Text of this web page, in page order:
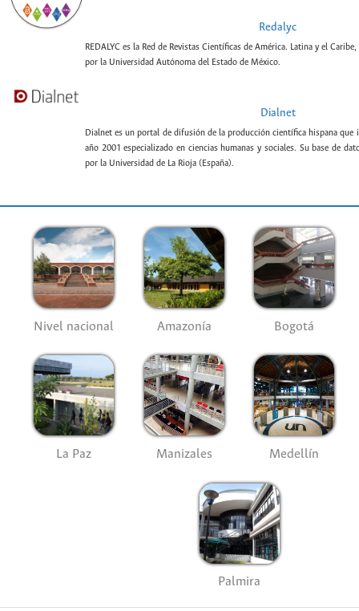
Redalyc
REDALYC es la Red de Revistas Científicas de América. Latina y el
por la Universidad Autónoma del Estado de México.
Dialnet
Dialnet es un portal de difusión de la producción científica hispana que
año 2001 especializado en ciencias humanas y sociales. Su base de
por la Universidad de La Rioja (España).
Nivel nacional Amazonía Bogotá
La Paz Manizales Medellín
Palmira